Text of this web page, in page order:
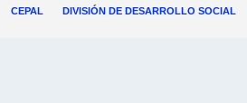
CEPAL DIVISIÓN DE DESARROLLO SOCIAL